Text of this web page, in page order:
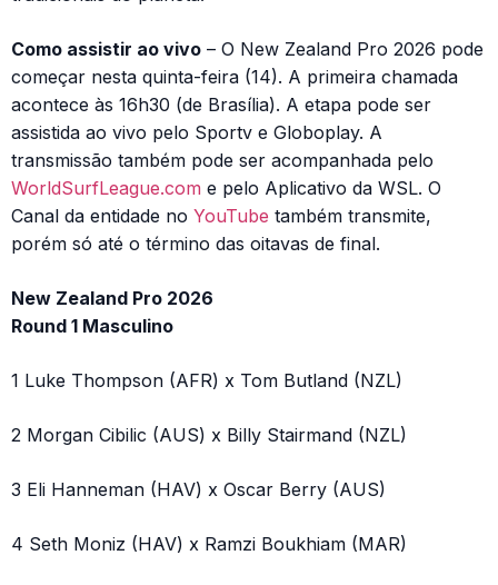
Como assistir ao vivo – O New Zealand Pro 2026 pode
começar nesta quinta-feira (14). A primeira chamada
acontece às 16h30 (de Brasília). A etapa pode ser
assistida ao vivo pelo Sportv e Globoplay. A
transmissão também pode ser acompanhada pelo
WorldSurfLeague.com e pelo Aplicativo da WSL. O
Canal da entidade no YouTube também transmite,
porém só até o término das oitavas de final.
New Zealand Pro 2026
Round 1 Masculino
1 Luke Thompson (AFR) x Tom Butland (NZL)
2 Morgan Cibilic (AUS) x Billy Stairmand (NZL)
3 Eli Hanneman (HAV) x Oscar Berry (AUS)
4 Seth Moniz (HAV) x Ramzi Boukhiam (MAR)